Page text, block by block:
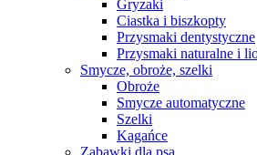
Gryzaki
Ciastka i biszkopty
Przysmaki dentystyczne
Przysmaki naturalne i
Smycze, obroże, szelki
Obroże
Smycze automatyczne
Szelki
Kagańce